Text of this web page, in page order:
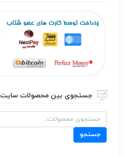
جستجوی بین محصولات سایت
جستجو
برای:
جستجو